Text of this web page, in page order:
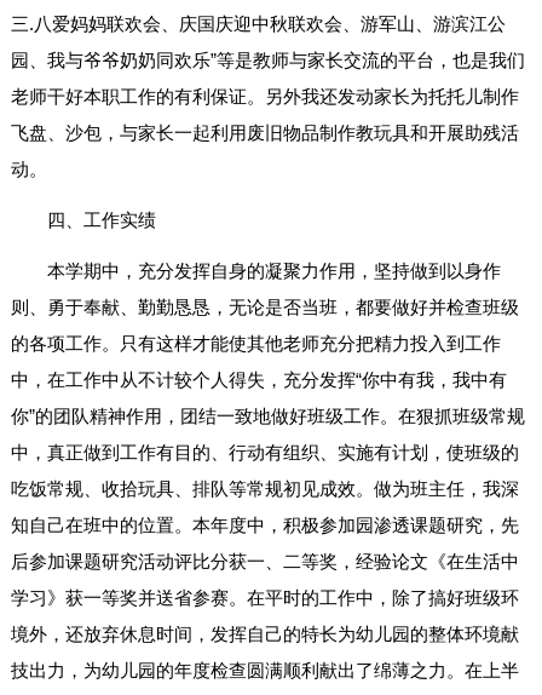
三.八爱妈妈联欢会、庆国庆迎中秋联欢会、游军山、游滨江公
园、我与爷爷奶奶同欢乐”等是教师与家长交流的平台，也是我们
老师干好本职工作的有利保证。另外我还发动家长为托托儿制作
飞盘、沙包，与家长一起利用废旧物品制作教玩具和开展助残活
动。
四、工作实绩
本学期中，充分发挥自身的凝聚力作用，坚持做到以身作
则、勇于奉献、勤勤恳恳，无论是否当班，都要做好并检查班级
的各项工作。只有这样才能使其他老师充分把精力投入到工作
中，在工作中从不计较个人得失，充分发挥“你中有我，我中有
你”的团队精神作用，团结一致地做好班级工作。在狠抓班级常规
中，真正做到工作有目的、行动有组织、实施有计划，使班级的
吃饭常规、收拾玩具、排队等常规初见成效。做为班主任，我深
知自己在班中的位置。本年度中，积极参加园渗透课题研究，先
后参加课题研究活动评比分获一、二等奖，经验论文《在生活中
学习》获一等奖并送省参赛。在平时的工作中，除了搞好班级环
境外，还放弃休息时间，发挥自己的特长为幼儿园的整体环境献
技出力，为幼儿园的年度检查圆满顺利献出了绵薄之力。在上半